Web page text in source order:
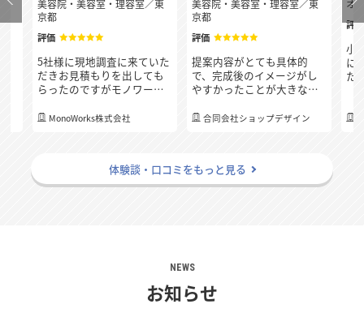
美容院・美容室・理容室／東
京都
評価
5社様に現地調査に来ていた
だきお見積もりを出しても
らったのですがモノワーク
も関わらず、どこの業者様
らないことも丁寧に教えて
いただき担当の方の人柄の
MonoWorks株式会社
美容院・美容室・理容室／東
京都
評価
提案内容がとても具体的
で、完成後のイメージがし
やすかったことが大きな決
の要望にも柔軟に対応して
お願いすることにしまし
た。
合同会社ショップデザイン
オ
評価
小
に
た
て
体験談・口コミをもっと見る
NEWS
お知らせ